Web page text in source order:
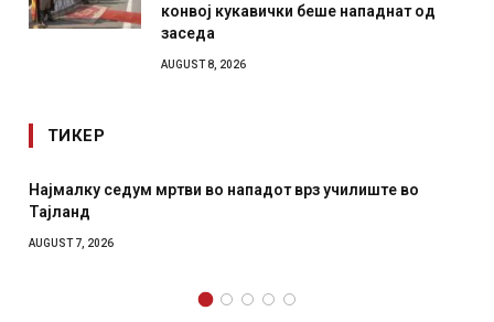
конвој кукавички беше нападнат од
заседа
AUGUST 8, 2026
ТИКЕР
Најмалку седум мртви во нападот врз училиште во
Тајланд
AUGUST 7, 2026